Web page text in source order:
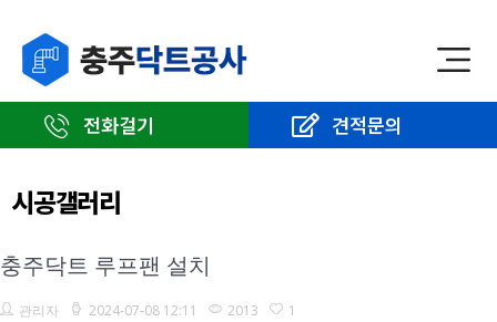
전화걸기 견적문의
시공갤러리
충주닥트 루프팬 설치
관리자 2024-07-08 12:11 2013 1